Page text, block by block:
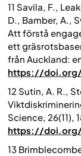
11 Savila, F.,
D., Bamber, A.,
Att förstå
ett
från Auckland:
https://doi.org/
12 Sutin, A. R.,
Science, 26(11),
https://doi.org/
13